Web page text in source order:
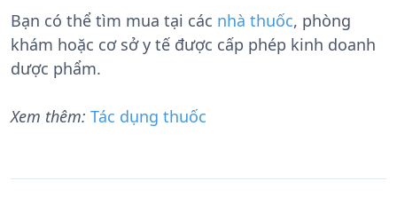
Bạn có thể tìm mua tại các nhà thuốc, phòng
khám hoặc cơ sở y tế được cấp phép kinh doanh
dược phẩm.
Xem thêm: Tác dụng thuốc